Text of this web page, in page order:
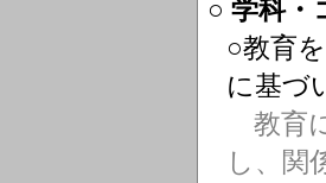
○ 学科・
○教育
に基づ
教育
し、関